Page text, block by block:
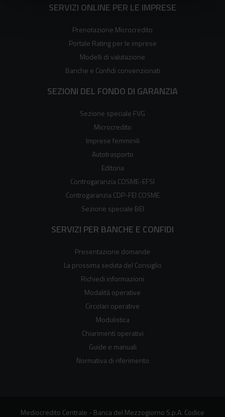
SERVIZI ONLINE PER LE IMPRESE
Prenotazione Microcredito
Portale Rating per le imprese
Modelli di valutazione
Banche e Confidi convenzionati
SEZIONI DEL FONDO DI GARANZIA
Sezione speciale FVG
Microcredito
Imprese femminili
Autotrasporto
Editoria
Controgaranzia COSME-EFSI
Controgaranzia CDP-FEI COSME
Sezione speciale BEI
SERVIZI PER BANCHE E CONFIDI
Presentazione domande
La prossima seduta del Consiglio
Richiedi informazioni
Modalità operative
Circolari operative
Modulistica
Chiarimenti operativi
Guide e manuali
Normativa di riferimento
Mediocredito Centrale - Banca del Mezzogiorno S.p.A. Codice